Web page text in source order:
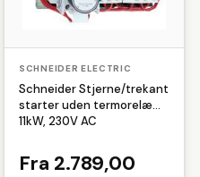
SCHNEIDER ELECTRIC
Schneider Stjerne/trekant
starter uden termorelæ
11kW, 230V AC
Fra 2.789,00